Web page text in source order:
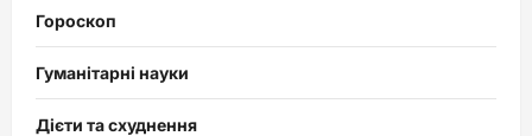
Гороскоп
Гуманітарні науки
Дієти та схуднення